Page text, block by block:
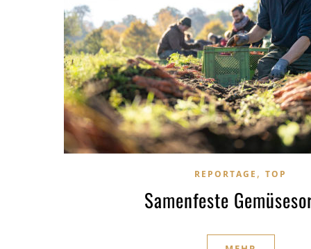
REPORTAGE ,TOP
Samenfeste